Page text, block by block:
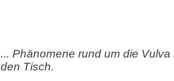
... Phänomene rund um die Vulva
den Tisch.